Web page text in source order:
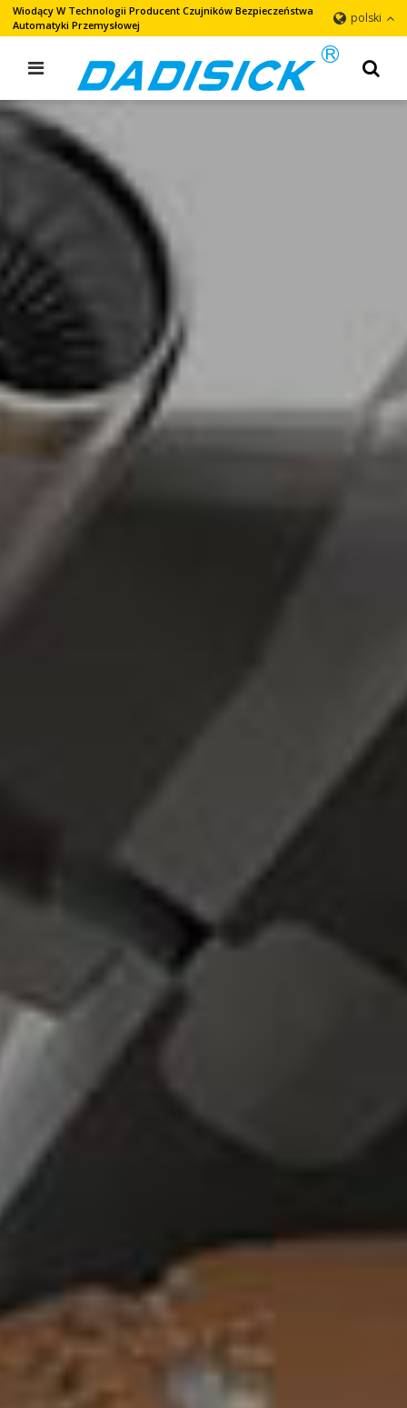
Wiodący W Technologii Producent Czujników Bezpieczeństwa
Automatyki Przemysłowej
polski